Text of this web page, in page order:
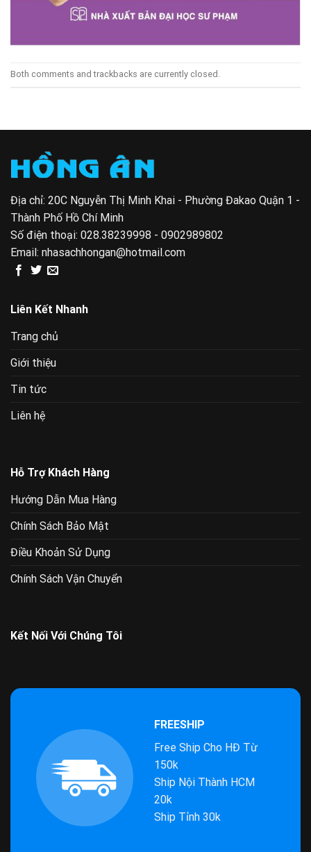
Both comments and trackbacks are currently closed.
Địa chỉ: 20C Nguyễn Thị Minh Khai - Phường Đakao Quận 1 -
Thành Phố Hồ Chí Minh
Số điện thoại: 028.38239998 - 0902989802
Email: nhasachhongan@hotmail.com
Liên Kết Nhanh
Trang chủ
Giới thiệu
Tin tức
Liên hệ
Hỗ Trợ Khách Hàng
Hướng Dẫn Mua Hàng
Chính Sách Bảo Mật
Điều Khoản Sử Dụng
Chính Sách Vận Chuyển
Kết Nối Với Chúng Tôi
FREESHIP
Free Ship Cho HĐ Từ
150k
Ship Nội Thành HCM
20k
Ship Tỉnh 30k